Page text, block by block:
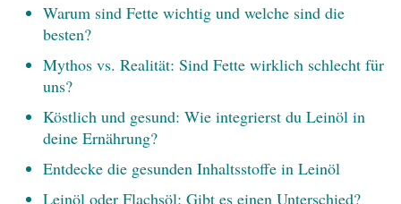
Warum sind Fette wichtig und welche sind die
besten?
Mythos vs. Realität: Sind Fette wirklich schlecht für
uns?
Köstlich und gesund: Wie integrierst du Leinöl in
deine Ernährung?
Entdecke die gesunden Inhaltsstoffe in Leinöl
Leinöl oder Flachsöl: Gibt es einen Unterschied?